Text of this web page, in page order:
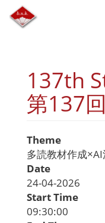
Skip
137th
第137
Theme
多読教材作成
Date
24-04-2026
Start Time
09:30:00